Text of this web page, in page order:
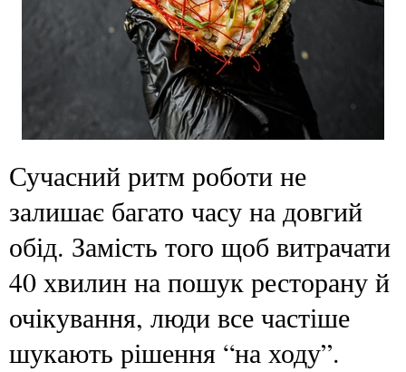
Сучасний ритм роботи не
залишає багато часу на довгий
обід. Замість того щоб витрачати
40 хвилин на пошук ресторану й
очікування, люди все частіше
шукають рішення “на ходу”.